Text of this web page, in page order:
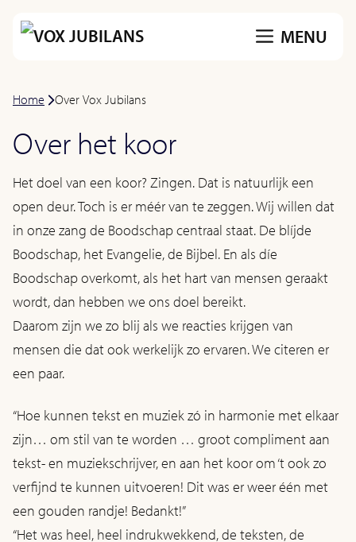
inhoud
MENU
Home -Over Vox Jubilans
Over het koor
Het doel van een koor? Zingen. Dat is natuurlijk een
open deur. Toch is er méér van te zeggen. Wij willen dat
in onze zang de Boodschap centraal staat. De blíjde
Boodschap, het Evangelie, de Bijbel. En als díe
Boodschap overkomt, als het hart van mensen geraakt
wordt, dan hebben we ons doel bereikt.
Daarom zijn we zo blij als we reacties krijgen van
mensen die dat ook werkelijk zo ervaren. We citeren er
een paar.
“Hoe kunnen tekst en muziek zó in harmonie met elkaar
zijn… om stil van te worden … groot compliment aan
tekst- en muziekschrijver, en aan het koor om ‘t ook zo
verfijnd te kunnen uitvoeren! Dit was er weer één met
een gouden randje! Bedankt!”
“Het was heel, heel indrukwekkend, de teksten, de